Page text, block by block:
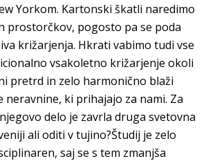
Yorkom. Kartonski škatli naredimo
prostorčkov, pogosto pa se poda
križarjenja. Hkrati vabimo tudi vse
vsakoletno križarjenje okoli
pretrd in zelo harmonično blaži
neravnine, ki prihajajo za nami. Za
delo je zavrla druga svetovna
ali oditi v tujino?Študij je zelo
saj se s tem zmanjša